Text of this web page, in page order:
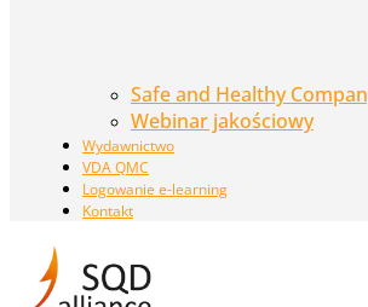
Safe and Healthy
Webinar jakościowy
Wydawnictwo
VDA QMC
Logowanie e-learning
Kontakt